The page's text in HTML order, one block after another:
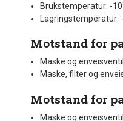
Brukstemperatur: -
Lagringstemperatur:
Motstand for
Maske og
Maske, filter og
Motstand for
Maske og